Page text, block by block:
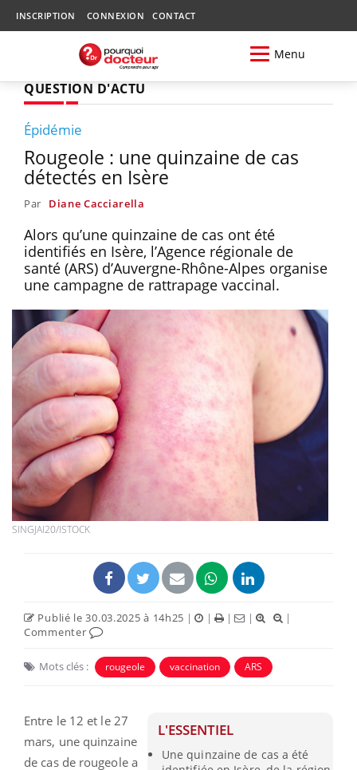
INSCRIPTION CONNEXION CONTACT
Menu
QUESTION D'ACTU
Épidémie
Rougeole : une quinzaine de cas
détectés en Isère
Par Diane Cacciarella
Alors qu’une quinzaine de cas ont été
identifiés en Isère, l’Agence régionale de
santé (ARS) d’Auvergne-Rhône-Alpes organise
une campagne de rattrapage vaccinal.
SINGJAI20/ISTOCK
Publié le 30.03.2025 à 14h25 | | | |
|
Commenter
Mots clés : rougeole vaccination ARS
L'ESSENTIEL
Une quinzaine de cas a été
Entre le 12 et le 27
mars, une quinzaine
de cas de rougeole a